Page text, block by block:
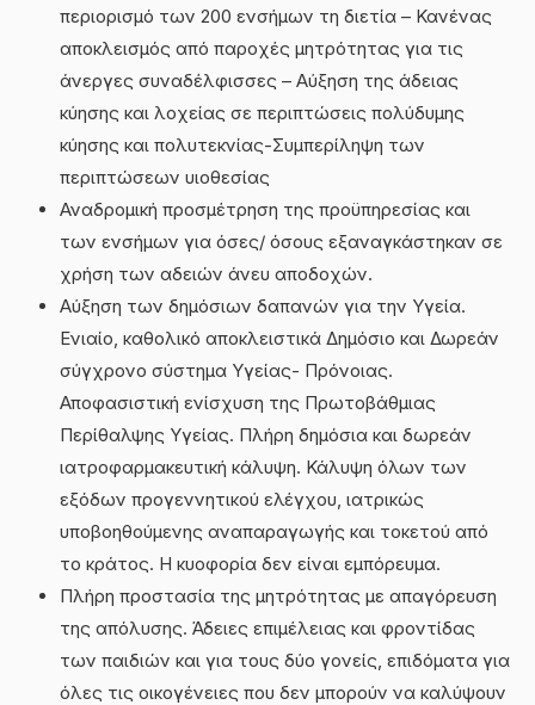
περιορισμό των 200 ενσήμων τη διετία – Κανένας
αποκλεισμός από παροχές μητρότητας για τις
άνεργες συναδέλφισσες – Αύξηση της άδειας
κύησης και λοχείας σε περιπτώσεις πολύδυμης
κύησης και πολυτεκνίας-Συμπερίληψη των
περιπτώσεων υιοθεσίας
Αναδρομική προσμέτρηση της προϋπηρεσίας και
των ενσήμων για όσες/ όσους εξαναγκάστηκαν σε
χρήση των αδειών άνευ αποδοχών.
Αύξηση των δημόσιων δαπανών για την Υγεία.
Ενιαίο, καθολικό αποκλειστικά Δημόσιο και Δωρεάν
σύγχρονο σύστημα Υγείας- Πρόνοιας.
Αποφασιστική ενίσχυση της Πρωτοβάθμιας
Περίθαλψης Υγείας. Πλήρη δημόσια και δωρεάν
ιατροφαρμακευτική κάλυψη. Κάλυψη όλων των
εξόδων προγεννητικού ελέγχου, ιατρικώς
υποβοηθούμενης αναπαραγωγής και τοκετού από
το κράτος. Η κυοφορία δεν είναι εμπόρευμα.
Πλήρη προστασία της μητρότητας με απαγόρευση
της απόλυσης. Άδειες επιμέλειας και φροντίδας
των παιδιών και για τους δύο γονείς, επιδόματα για
όλες τις οικογένειες που δεν μπορούν να καλύψουν